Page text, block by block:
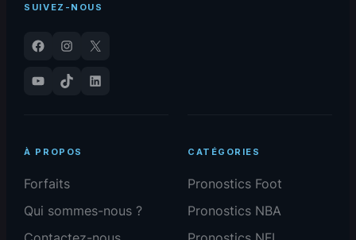
SUIVEZ-NOUS
Facebook Instagram
X
YouTube
TikTok LinkedIn
À PROPOS
Forfaits
Qui sommes-nous ?
CATÉGORIES
Pronostics Foot
Pronostics NBA